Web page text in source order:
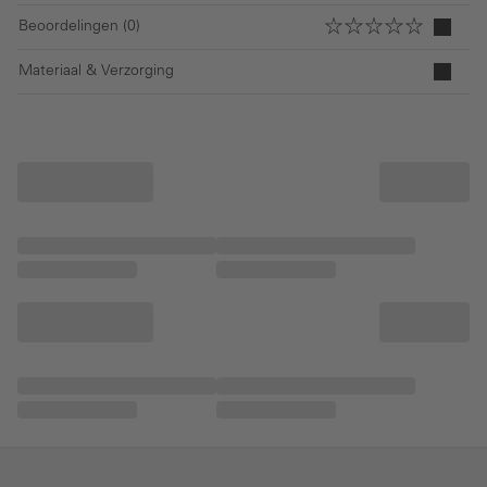
Beoordelingen (0)
Materiaal & Verzorging